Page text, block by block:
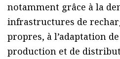
notamment grâce à la
infrastructures de
propres, à l’adaptation
production et de